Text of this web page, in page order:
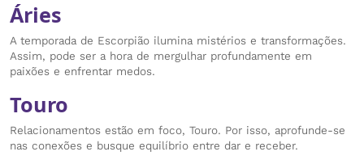
Áries
A temporada de Escorpião ilumina mistérios e transformações.
Assim, pode ser a hora de mergulhar profundamente em
paixões e enfrentar medos.
Touro
Relacionamentos estão em foco, Touro. Por isso, aprofunde-se
nas conexões e busque equilíbrio entre dar e receber.